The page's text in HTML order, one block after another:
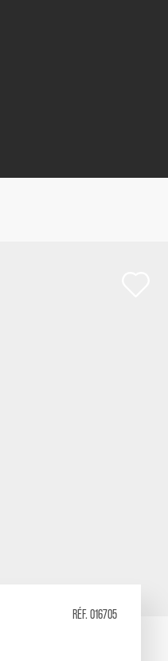
RÉF. 016705